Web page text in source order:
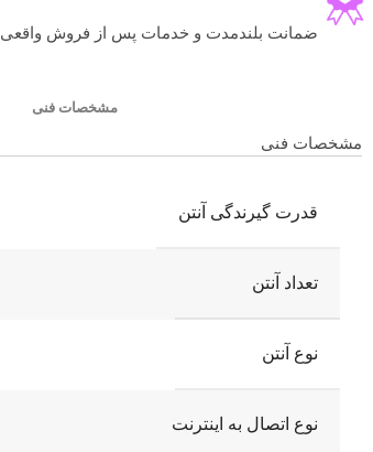
ضمانت بلندمدت و خدمات پس از فروش واقعی
مشخصات فنی
مشخصات فنی
قدرت گیرندگی آنتن
تعداد آنتن
نوع آنتن
نوع اتصال به اینترنت